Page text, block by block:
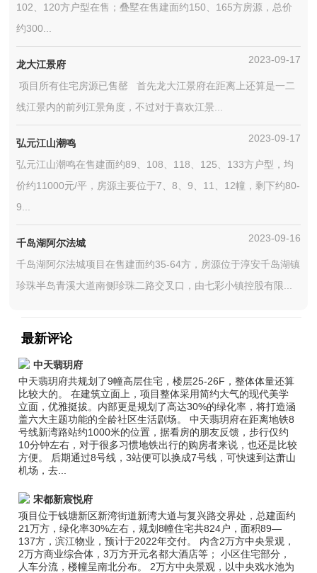
102、120方户型在售；叠墅在售建面约150、165方房源，总价
约300...
龙大江景府 2023-09-17
项目所有住宅房源已售罄 首先龙大江景府在距离上还算是一二
线江景内的前列江景角度，不过对于喜欢江景...
弘元江山潮鸣 2023-09-17
弘元江山潮鸣在售建面约89、108、118、125、133方户型，均
价约11000元/平，房源主要位于7、8、9、11、12幢，剩下约80-
9...
千岛湖阿尔法城 2023-09-16
千岛湖阿尔法城项目在售建面约35-64方，房源位于淳安千岛湖镇
珍珠半岛青溪大道南侧珍珠二路交叉口，由七彩小镇控股有限...
最新评论
中天翡玥府
中天翡玥府共规划了9幢高层住宅，楼层25-26F，整体体量还算
比较大的。 在建筑立面上，项目整体采用简约大气的现代美学
立面，优雅挺拔。内部更是规划了高达30%的绿化率，将打造涵
盖六大主题功能的全龄社区生活剧场。 中天翡玥府在距离地铁8
号线新湾路站约1000米的位置，据看房的朋友反馈，步行仅约
10分钟左右，对于很多习惯地铁出行的购房者来说，也还是比较
方便。 后期通过8号线，3站便可以换成7号线，可快速到达萧山
机场，去...
宋都新宸悦府
项目位于钱塘新区新湾街道新湾大道与复兴路交界处，总建面约
21万方，绿化率30%左右，规划8幢住宅共824户，面积89—
137方，滨江物业，预计于2022年交付。 内含2万方中央景观，
2万方商业综合体，3万方开元名都大酒店等； 小区住宅部分，
人车分流，楼幢呈南北分布。 2万方中央景观，以中央戏水池为